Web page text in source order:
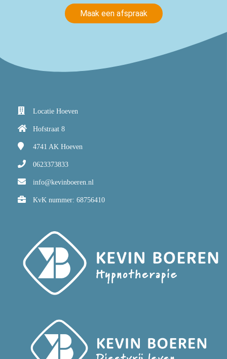
Maak een afspraak
Locatie Hoeven
Hofstraat 8
4741 AK Hoeven
0623373833
info@kevinboeren.nl
KvK nummer: 68756410